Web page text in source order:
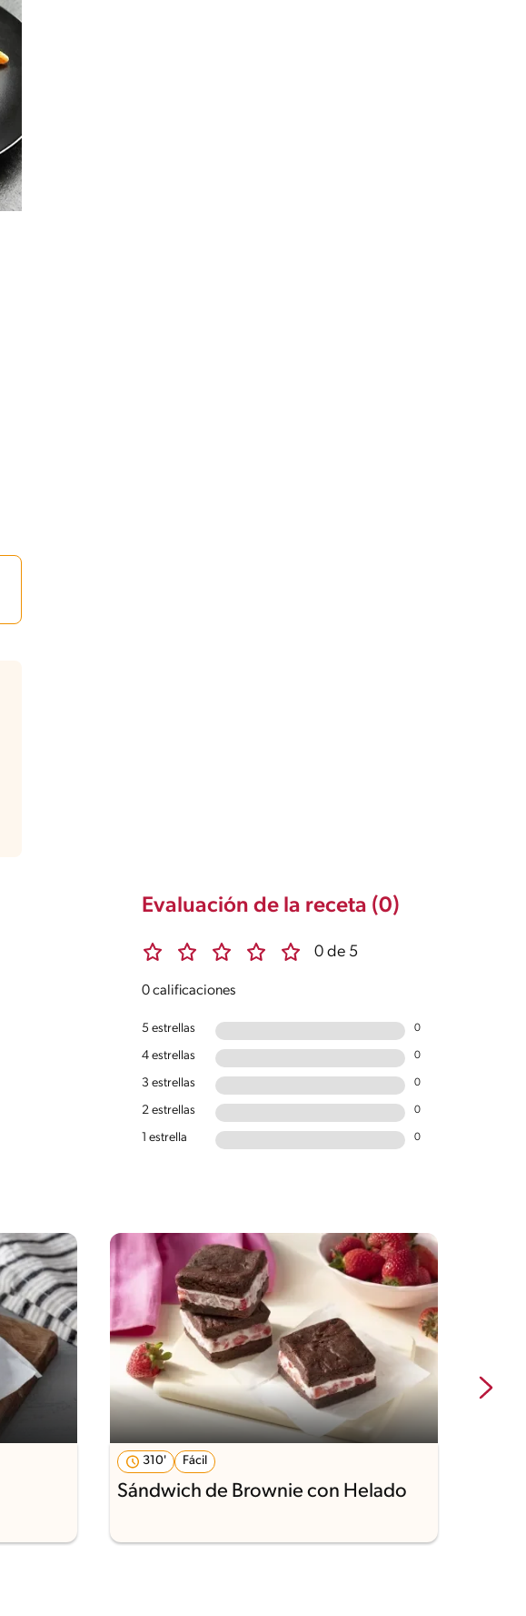
Evaluación de la receta (0)
0 de 5
0 calificaciones
5 estrellas 0
4 estrellas 0
3 estrellas 0
2 estrellas 0
1 estrella 0
310' Fácil
Sándwich de Brownie con Helado